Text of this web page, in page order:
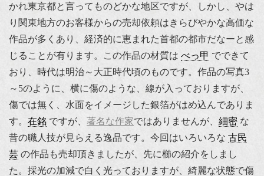
かれ東京都と言ってものどかな地区ですが、しかし、やは
り関東地方のお客様からの売却依頼はきらびやかな高価な
作品が多くあり、経済的に恵まれた首都の都市だなーと感
じることが有ります。この作品の材質は べっ甲 でできて
おり、時代は明治～大正時代頃のものです。作品の写真3
～5のように、横に傷のような、線が入っておりますが、
傷では無く、水面をイメージした銀箔がはめ込んでありま
す。 在銘 ですが、 著名な作家ではありませんが、 細密 な
昔の職人技が見らえる逸品です。今回はいろいろな 古民
芸 の作品も売却頂きましたが、先に櫛の紹介をしまし
た。採光の加減で白く光っておりますが、綺麗な状態で傷